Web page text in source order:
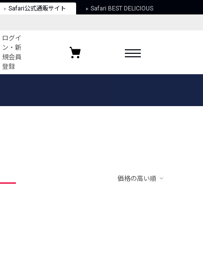
Safari公式通販サイト Safari BEST DELICIOUS
ログイ
ン・新
規会員
登録
お気に入りブランド
価格の高い順